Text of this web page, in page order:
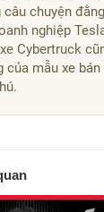
câu chuyện
nghiệp
Cybertruck
của mẫu xe